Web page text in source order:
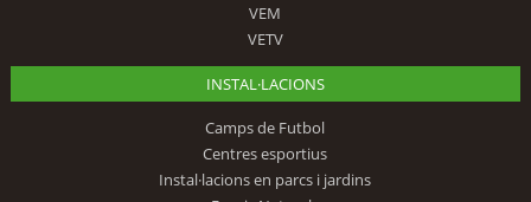
VEM
VETV
INSTAL·LACIONS
Camps de Futbol
Centres esportius
Instal·lacions en parcs i jardins